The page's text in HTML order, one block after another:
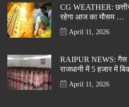
CG WEATHER:
रहेगा आज का मौसम …
April 11, 2026
RAIPUR NEWS: गैस
राजधानी में 5 हजार में
April 11, 2026